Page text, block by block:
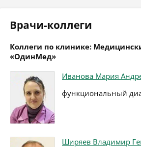
Врачи-коллеги
Коллеги по клинике:
«ОдинМед»
Иванова Мария
функциональный
Ширяев Владимир